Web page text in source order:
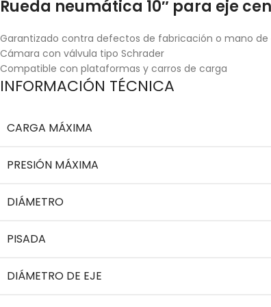
Rueda neumática 10″ para eje
Garantizado contra defectos de fabricación o mano de
Cámara con válvula tipo Schrader
Compatible con plataformas y carros de carga
INFORMACIÓN TÉCNICA
CARGA MÁXIMA
PRESIÓN MÁXIMA
DIÁMETRO
PISADA
DIÁMETRO DE EJE